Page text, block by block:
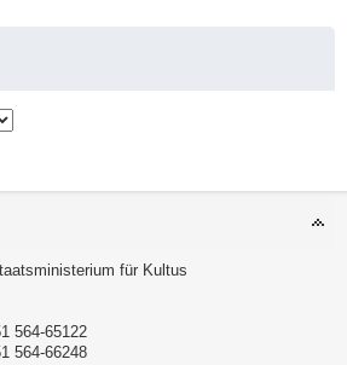
für Kultus
564-65122
564-66248